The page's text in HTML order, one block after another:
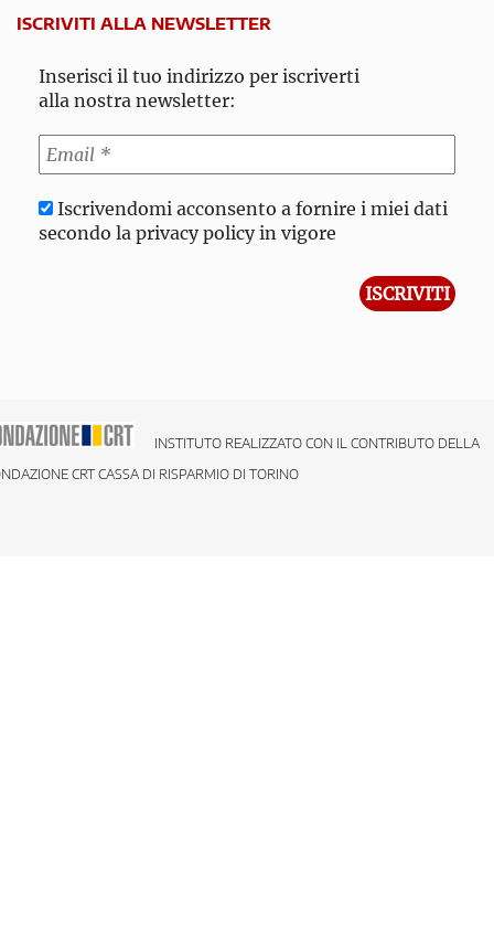
ISCRIVITI ALLA NEWSLETTER
Inserisci il tuo indirizzo per iscriverti
alla nostra newsletter:
Iscrivendomi acconsento a fornire i miei dati
secondo la privacy policy in vigore
INSTITUTO REALIZZATO CON IL CONTRIBUTO DELLA
CRT CASSA DI RISPARMIO DI TORINO